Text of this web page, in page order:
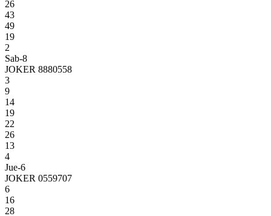
26
43
49
19
2
Sab-8
JOKER 8880558
3
9
14
19
22
26
13
4
Jue-6
JOKER 0559707
6
16
28